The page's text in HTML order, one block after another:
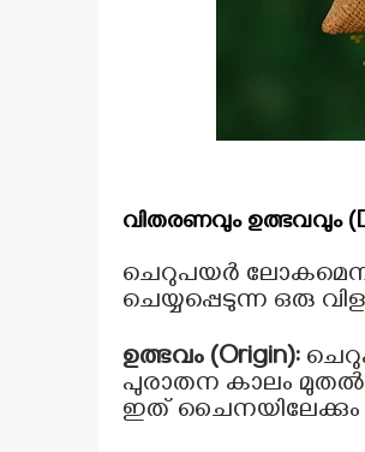
വിതരണവും ഉത്ഭവവും
ചെറുപയർ
ചെയ്യപ്പെടുന്ന ഒരു
ഉത്ഭവം (Origin):
പുരാതന കാലം
ഇത് ചൈനയിലേക്കും